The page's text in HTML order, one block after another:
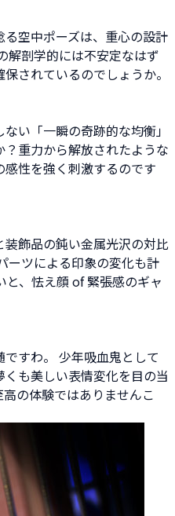
空中ポーズは、重心の設計
解剖学的には不安定なはず
されているのでしょうか。
い「一瞬の奇跡的な均衡」
重力から解放されたような
性を強く刺激するのです
飾品の鈍い金属光沢の対比
ーツによる印象の変化も計
と、怯え顔 of 緊張感のギャ
すわ。 少年吸血鬼として
も美しい表情変化を目の当
の体験ではありませんこ